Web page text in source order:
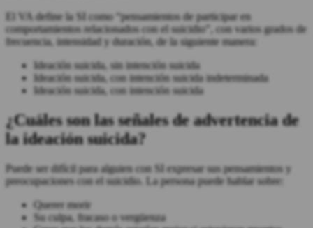
El VA define la SI como “pensamientos de participar en
comportamientos relacionados con el suicidio”, con varios grados de
frecuencia, intensidad y duración, de la siguiente manera:
Ideación suicida, sin intención suicida
Ideación suicida, con intención suicida indeterminada
Ideación suicida, con intención suicida
¿Cuáles son las señales de advertencia de
la ideación suicida?
Puede ser difícil para alguien con SI expresar sus pensamientos y
preocupaciones con el suicidio. La persona puede hablar sobre:
Querer morir
Su culpa, fracaso o vergüenza